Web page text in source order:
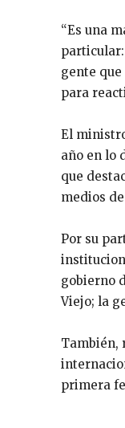
“Es una
gente
para
El
año en lo
que
medios
Por su
gobierno
Viejo; la
También,
primera